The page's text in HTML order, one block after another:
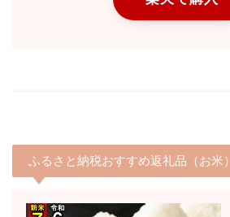
ふるさと納税おすすめ返礼品（お米）